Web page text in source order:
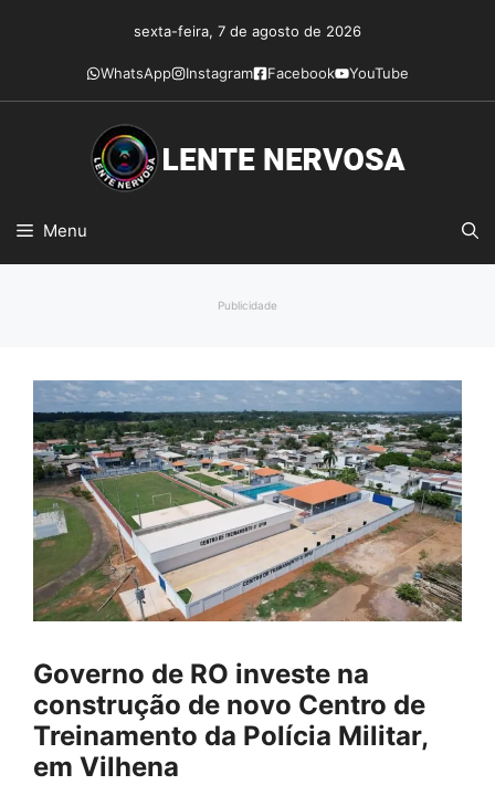
conteúdo
sexta-feira, 7 de agosto de 2026
WhatsApp Instagram Facebook YouTube
Menu
Publicidade
Governo de RO investe na
construção de novo Centro de
Treinamento da Polícia Militar,
em Vilhena